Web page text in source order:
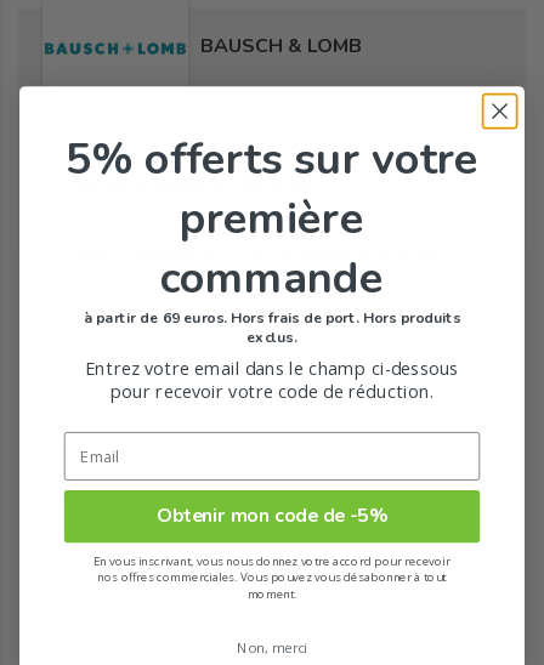
BAUSCH & LOMB
5% offerts sur votre
première
commande
à partir de 69 euros. Hors frais de port. Hors produits
exclus.
Entrez votre email dans le champ ci-dessous
pour recevoir votre code de réduction.
Obtenir mon code de -5%
En vous inscrivant, vous nous donnez votre accord pour recevoir
nos offres commerciales. Vous pouvez vous désabonner à tout
moment.
Non, merci